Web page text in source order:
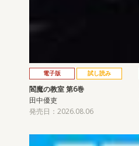
電子版 試し読み
閻魔の教室 第6巻
田中優吏
発売日：2026.08.06